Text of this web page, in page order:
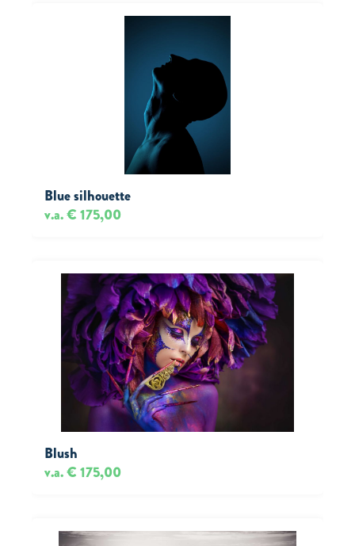
Blue silhouette
v.a. € 175,00
Blush
v.a. € 175,00